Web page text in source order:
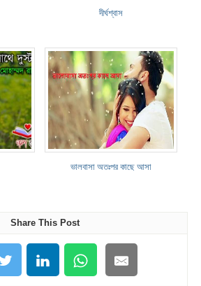
দীর্ঘশ্বাস
ভালবাসা অতঃপর কাছে আসা
Share This Post